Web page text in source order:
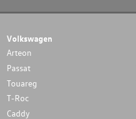
Volkswagen
Arteon
Passat
Touareg
T-Roc
Caddy